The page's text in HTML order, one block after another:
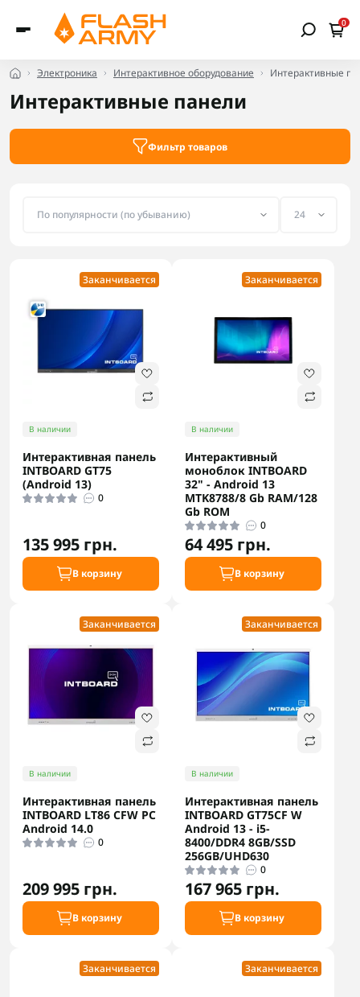
0
Электроника Интерактивное оборудование Интерактивные
Интерактивные панели
Фильтр товаров
Заканчивается
В наличии
Интерактивная панель
INTBOARD GT75
(Android 13)
0
135 995 грн.
В корзину
Заканчивается
В наличии
Интерактивный
моноблок INTBOARD
32" - Android 13
MTK8788/8 Gb RAM/128
Gb ROM
0
64 495 грн.
В корзину
Заканчивается
В наличии
Интерактивная панель
INTBOARD LT86 CFW PC
Android 14.0
0
209 995 грн.
В корзину
Заканчивается
В наличии
Интерактивная панель
INTBOARD GT75CF W
Android 13 - i5-
8400/DDR4 8GB/SSD
256GB/UHD630
0
167 965 грн.
В корзину
Заканчивается Заканчивается